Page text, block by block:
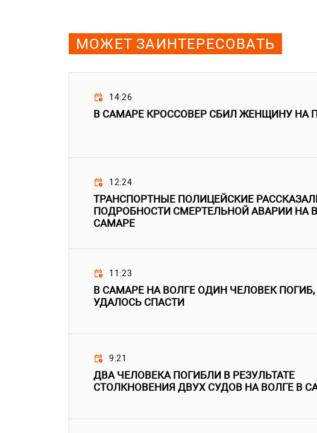
МОЖЕТ ЗАИНТЕРЕСОВАТЬ
14:26
В САМАРЕ КРОССОВЕР СБИЛ ЖЕНЩИНУ НА
12:24
ТРАНСПОРТНЫЕ ПОЛИЦЕЙСКИЕ
ПОДРОБНОСТИ СМЕРТЕЛЬНОЙ АВАРИИ НА
САМАРЕ
11:23
В САМАРЕ НА ВОЛГЕ ОДИН ЧЕЛОВЕК ПОГИБ,
УДАЛОСЬ СПАСТИ
9:21
ДВА ЧЕЛОВЕКА ПОГИБЛИ В РЕЗУЛЬТАТЕ
СТОЛКНОВЕНИЯ ДВУХ СУДОВ НА ВОЛГЕ В